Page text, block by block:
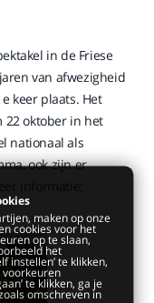
in de Friese
van afwezigheid
keer plaats. Het
22 oktober in het
nationaal als
ook zijn er
informatie:
maken op onze
cookies voor het
op te slaan,
het
instellen’ te klikken,
voorkeuren
te klikken, ga je
omschreven in